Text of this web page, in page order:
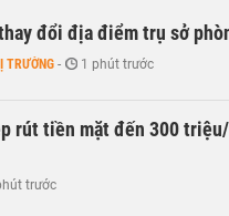
đổi địa điểm trụ sở
TRƯỜNG - 1 phút trước
rút tiền mặt đến 300
trước